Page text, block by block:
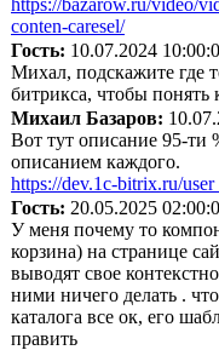
conten-caresel/
Гость: 10.07.2024
Михал, подскажите где
битрикса, чтобы понять
Михаил Базаров:
Вот тут описание 95-ти
описанием каждого.
https://dev.1c-bitrix.ru/
Гость: 20.05.2025
У меня почему то
корзина) на странице
выводят свое
ними ничего делать .
каталога все ок, его
править